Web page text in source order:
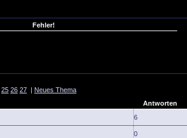
Fehler!
25 26 27 | Neues Thema
Antworten
6
0